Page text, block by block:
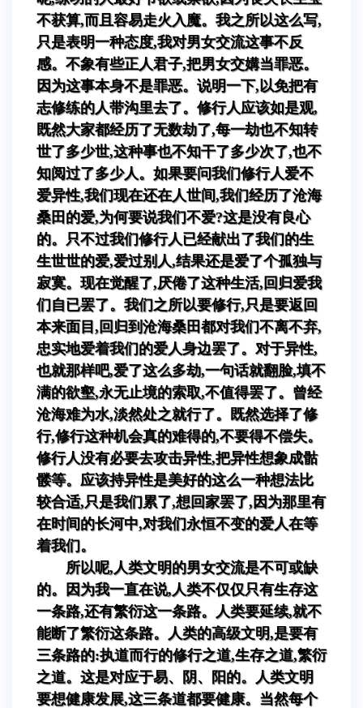
不获算,而且容易走火入魔。我之所以这么写,
只是表明一种态度,我对男女交流这事不反
感。不象有些正人君子,把男女交媾当罪恶。
因为这事本身不是罪恶。说明一下,以免把有
志修练的人带沟里去了。修行人应该如是观,
既然大家都经历了无数劫了,每一劫也不知转
世了多少世,这种事也不知干了多少次了,也不
知阅过了多少人。如果要问我们修行人爱不
爱异性,我们现在还在人世间,我们经历了沧海
桑田的爱,为何要说我们不爱?这是没有良心
的。只不过我们修行人已经献出了我们的生
生世世的爱,爱过别人,结果还是爱了个孤独与
寂寞。现在觉醒了,厌倦了这种生活,回归爱我
们自已罢了。我们之所以要修行,只是要返回
本来面目,回归到沧海桑田都对我们不离不弃,
忠实地爱着我们的爱人身边罢了。对于异性,
也就那样吧,爱了这么多劫,一句话就翻脸,填不
满的欲壑,永无止境的索取,不值得罢了。曾经
沧海难为水,淡然处之就行了。既然选择了修
行,修行这种机会真的难得的,不要得不偿失。
修行人没有必要去攻击异性,把异性想象成骷
髅等。应该持异性是美好的这么一种想法比
较合适,只是我们累了,想回家罢了,因为那里有
在时间的长河中,对我们永恒不变的爱人在等
着我们。
所以呢,人类文明的男女交流是不可或缺
的。因为我一直在说,人类不仅仅只有生存这
一条路,还有繁衍这一条路。人类要延续,就不
能断了繁衍这条路。人类的高级文明,是要有
三条路的:执道而行的修行之道,生存之道,繁衍
之道。这是对应于易、阴、阳的。人类文明
要想健康发展,这三条道都要健康。当然每个